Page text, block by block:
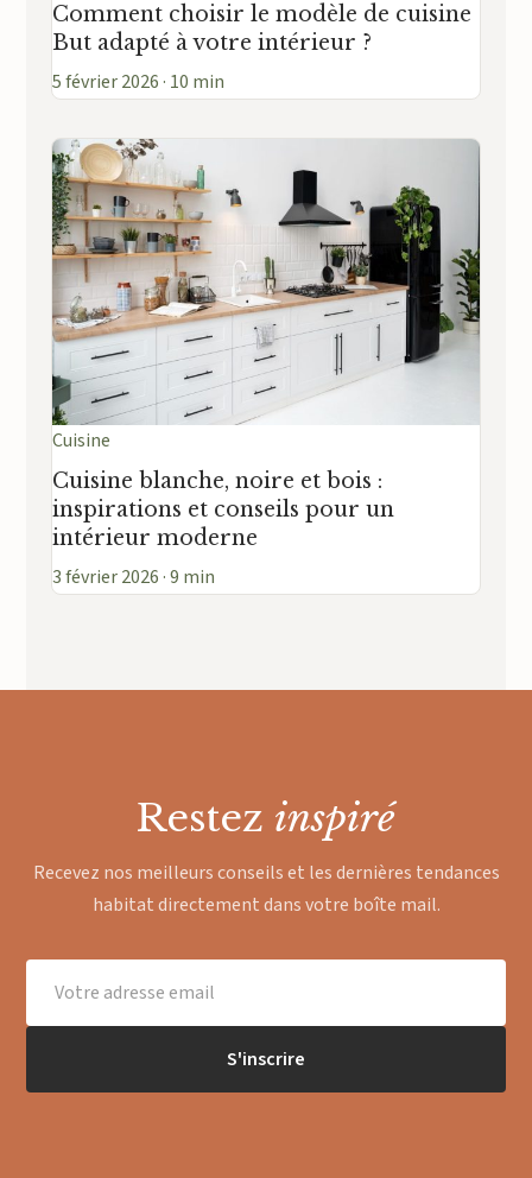
Comment choisir le modèle de cuisine
But adapté à votre intérieur ?
5 février 2026 · 10 min
Cuisine
Cuisine blanche, noire et bois :
inspirations et conseils pour un
intérieur moderne
3 février 2026 · 9 min
Restez inspiré
Recevez nos meilleurs conseils et les dernières tendances
habitat directement dans votre boîte mail.
S'inscrire